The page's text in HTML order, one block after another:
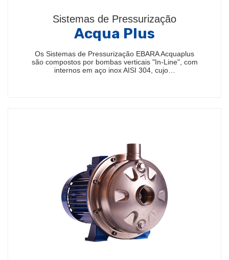
Sistemas de Pressurização
Acqua Plus
Os Sistemas de Pressurização EBARA Acquaplus
são compostos por bombas verticais "In-Line", com
internos em aço inox AISI 304, cujo…